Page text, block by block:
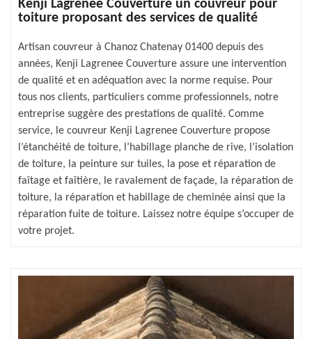
Kenji Lagrenee Couverture un couvreur pour
toiture proposant des services de qualité
Artisan couvreur à Chanoz Chatenay 01400 depuis des
années, Kenji Lagrenee Couverture assure une intervention
de qualité et en adéquation avec la norme requise. Pour
tous nos clients, particuliers comme professionnels, notre
entreprise suggère des prestations de qualité. Comme
service, le couvreur Kenji Lagrenee Couverture propose
l’étanchéité de toiture, l’habillage planche de rive, l’isolation
de toiture, la peinture sur tuiles, la pose et réparation de
faîtage et faîtière, le ravalement de façade, la réparation de
toiture, la réparation et habillage de cheminée ainsi que la
réparation fuite de toiture. Laissez notre équipe s’occuper de
votre projet.